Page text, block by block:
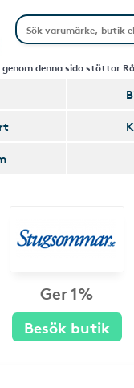
genom denna sida stöttar
Ger 1%
Besök butik